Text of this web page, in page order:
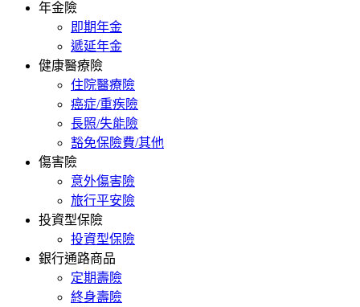
年金險
即期年金
遞延年金
健康醫療險
住院醫療險
癌症/重疾險
長照/失能險
豁免保險費/其他
傷害險
意外傷害險
旅行平安險
投資型保險
投資型保險
銀行通路商品
定期壽險
終身壽險